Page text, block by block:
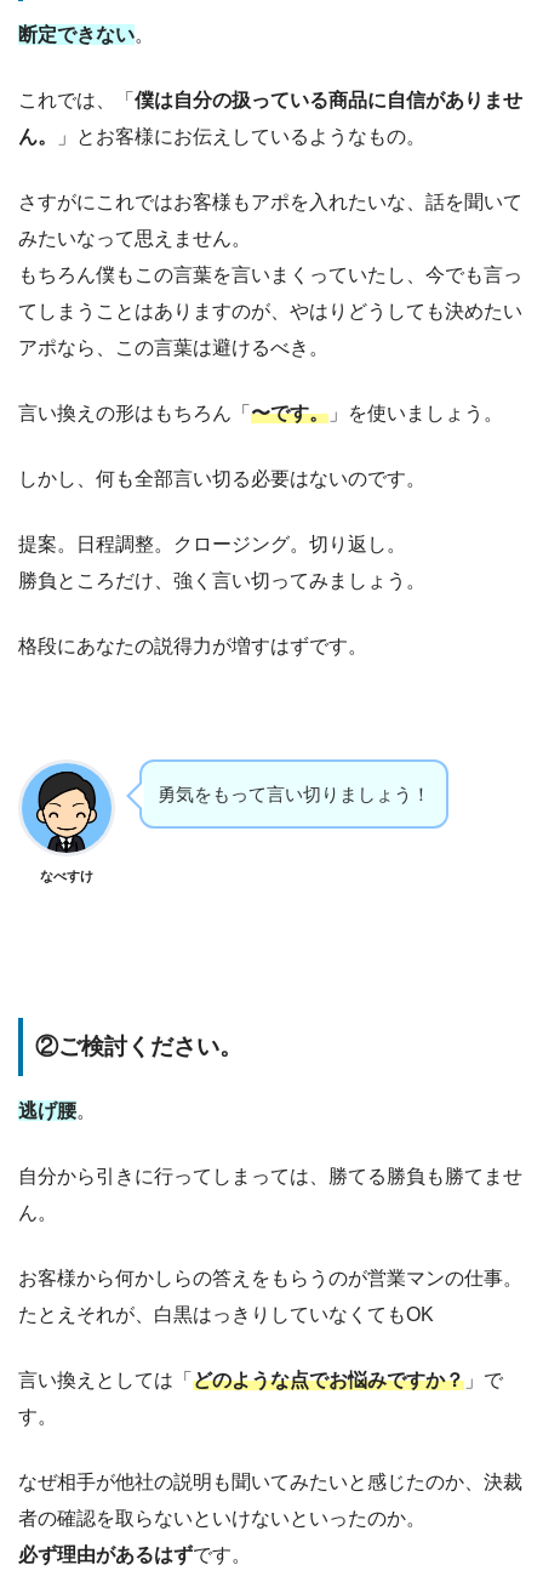
断定できない。
これでは、「 僕は自分の扱っている商品に自信がありませ
ん。
」とお客様にお伝えしているようなもの。
さすがにこれではお客様もアポを入れたいな、話を聞いて
みたいなって思えません。
もちろん僕もこの言葉を言いまくっていたし、今でも言っ
てしまうことはありますのが、やはりどうしても決めたい
アポなら、この言葉は避けるべき。
言い換えの形はもちろん「 〜です。 」を使いましょう。
しかし、何も全部言い切る必要はないのです。
提案。日程調整。クロージング。切り返し。
勝負ところだけ、強く言い切ってみましょう。
格段にあなたの説得力が増すはずです。
なべすけ
勇気をもって言い切りましょう！
②ご検討ください。
逃げ腰。
自分から引きに行ってしまっては、勝てる勝負も勝てませ
ん。
お客様から何かしらの答えをもらうのが営業マンの仕事。
たとえそれが、白黒はっきりしていなくてもOK
言い換えとしては「 どのような点でお悩みですか？ 」で
す。
なぜ相手が他社の説明も聞いてみたいと感じたのか、決裁
者の確認を取らないといけないといったのか。
必ず理由があるはずです。